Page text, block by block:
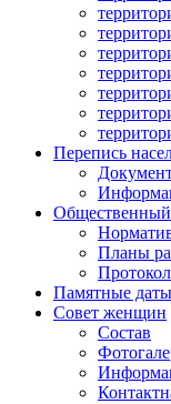
Перепись
Планы
Памятные
Совет женщин
Состав